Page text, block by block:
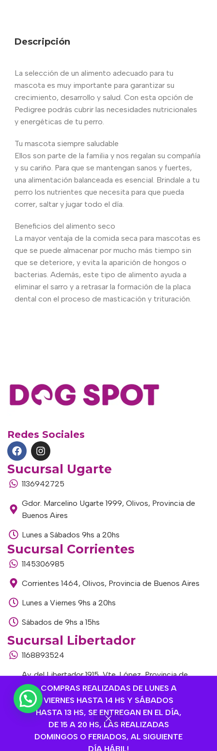
COMPRAS REALIZADAS DE LUNES A
VIERNES HASTA 14 HS Y SÁBADOS
HASTA 13 HS, SE ENTREGAN EN EL DÍA,
DE 15 A 20 HS, LAS REALIZADAS
DOMINGOS O FERIADOS, AL SIGUIENTE
DÍA HÁBIL!
Descripción
La selección de un alimento adecuado para tu
mascota es muy importante para garantizar su
crecimiento, desarrollo y salud. Con esta opción de
Pedigree podrás cubrir las necesidades nutricionales
y energéticas de tu perro.
Tu mascota siempre saludable
Ellos son parte de la familia y nos regalan su compañía
y su cariño. Para que se mantengan sanos y fuertes,
una alimentación balanceada es esencial. Brindale a tu
perro los nutrientes que necesita para que pueda
correr, saltar y jugar todo el día.
Beneficios del alimento seco
La mayor ventaja de la comida seca para mascotas es
que se puede almacenar por mucho más tiempo sin
que se deteriore, y evita la aparición de hongos o
bacterias. Además, este tipo de alimento ayuda a
eliminar el sarro y a retrasar la formación de la placa
dental con el proceso de masticación y trituración.
Redes Sociales
Sucursal Ugarte
1136942725
Gdor. Marcelino Ugarte 1999, Olivos, Provincia de
Buenos Aires
Lunes a Sábados 9hs a 20hs
Sucursal Corrientes
1145306985
Corrientes 1464, Olivos, Provincia de Buenos Aires
Lunes a Viernes 9hs a 20hs
Sábados de 9hs a 15hs
Sucursal Libertador
1168893524
Av. del Libertador 1915, Vte. López, Provincia de
Buenos Aires
Lunes a Viernes de 9hs a 13hs / 16hs a 20hs
Sábados de 9hs a 15hs